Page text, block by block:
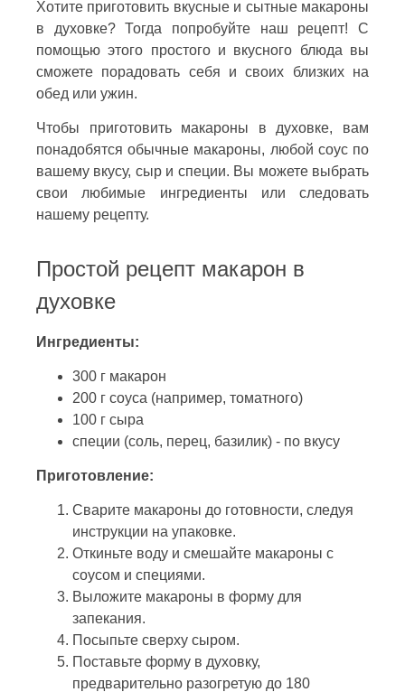
Хотите приготовить вкусные и сытные макароны
в духовке? Тогда попробуйте наш рецепт! С
помощью этого простого и вкусного блюда вы
сможете порадовать себя и своих близких на
обед или ужин.
Чтобы приготовить макароны в духовке, вам
понадобятся обычные макароны, любой соус по
вашему вкусу, сыр и специи. Вы можете выбрать
свои любимые ингредиенты или следовать
нашему рецепту.
Простой рецепт макарон в
духовке
Ингредиенты:
300 г макарон
200 г соуса (например, томатного)
100 г сыра
специи (соль, перец, базилик) - по вкусу
Приготовление:
Сварите макароны до готовности, следуя
инструкции на упаковке.
Откиньте воду и смешайте макароны с
соусом и специями.
Выложите макароны в форму для
запекания.
Посыпьте сверху сыром.
Поставьте форму в духовку,
предварительно разогретую до 180